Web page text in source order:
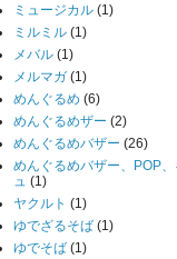
ミュージカル (1)
ミルミル (1)
メバル (1)
メルマガ (1)
めんぐるめ (6)
めんぐるめザー (2)
めんぐるめバザー (26)
めんぐるめバザー、POP、
ュ (1)
ヤクルト (1)
ゆでざるそば (1)
ゆでそば (1)